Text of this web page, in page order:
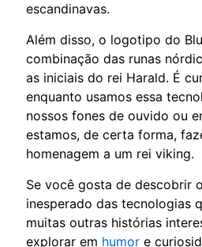
escandinavas.
Além disso, o logotipo do
combinação das runas
as iniciais do rei Harald. É
enquanto usamos essa
nossos fones de ouvido ou
estamos, de certa forma,
homenagem a um rei viking.
Se você gosta de descobrir
inesperado das tecnologias
muitas outras histórias
explorar em humor e